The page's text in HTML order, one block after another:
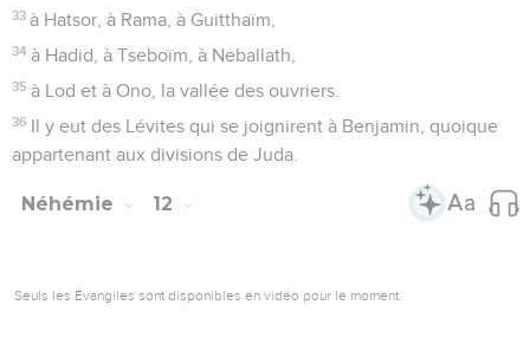
33 à Hatsor, à Rama, à Guitthaïm,
34 à Hadid, à Tseboïm, à Neballath,
35 à Lod et à Ono, la vallée des ouvriers.
36 Il y eut des Lévites qui se joignirent à Benjamin, quoique
appartenant aux divisions de Juda.
Néhémie 12
Seuls les Évangiles sont disponibles en vidéo pour le moment.